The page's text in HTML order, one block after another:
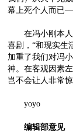
幕上死个人而已
在冯小刚本人
喜剧，“和现实生
加重了我们对冯
神。在客观因素
岂不会让人非常
yoyo
编辑部意见